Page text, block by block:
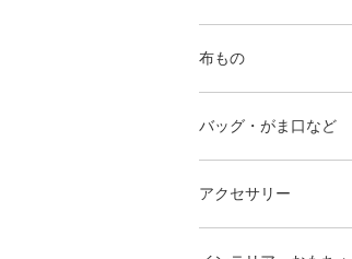
布もの
バッグ・がま口など
アクセサリー